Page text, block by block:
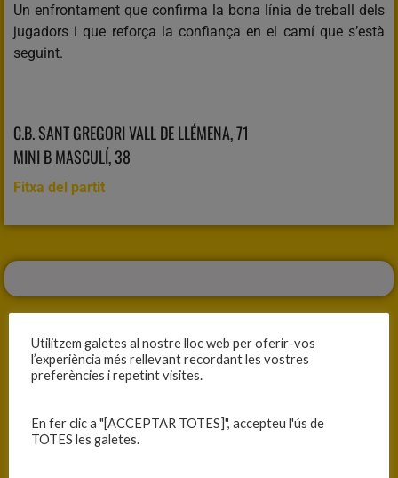
Un enfrontament que confirma la bona línia de treball dels
jugadors i que reforça la confiança en el camí que s’està
seguint.
C.B. SANT GREGORI VALL DE LLÉMENA, 71
MINI B MASCULÍ, 38
Fitxa del partit
DERROTA QUE SAP A VICTÒRIA
Utilitzem galetes al nostre lloc web per oferir-vos
l’experiència més rellevant recordant les vostres
preferències i repetint visites.
En fer clic a "[ACCEPTAR TOTES]", accepteu l'ús de
TOTES les galetes.